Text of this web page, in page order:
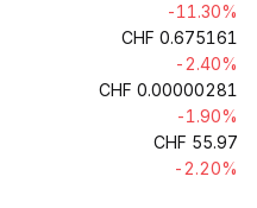
-11.30%
CHF 0.675161
-2.40%
CHF 0.00000281
-1.90%
CHF 55.97
-2.20%